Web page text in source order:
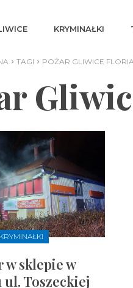
KRYMINAŁKI
TAGI POŻAR GLIWICE
KRYMINAŁKI
w sklepie w
Toszeckiej